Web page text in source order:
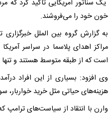
یک سناتور آمریکایی تاکید کرد که
خون خود را می‌فروشند.
به گزارش گروه بین الملل
مراکز اهدای پلاسما در سراسر
است که از طبقه متوسط هستند و تنها
وی افزود: بسیاری از این افراد
هزینه‌های حیاتی مثل خرید خواربار،
وارن با انتقاد از سیاست‌های ترامپ